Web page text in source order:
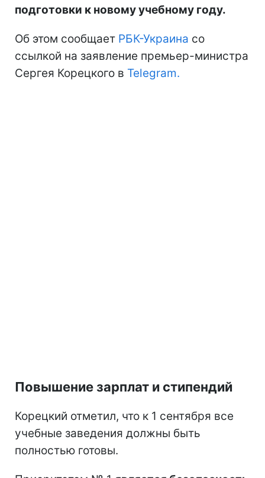
подготовки к новому учебному году.
Об этом сообщает РБК-Украина со
ссылкой на заявление премьер-министра
Сергея Корецкого в Telegram.
Повышение зарплат и стипендий
Корецкий отметил, что к 1 сентября все
учебные заведения должны быть
полностью готовы.